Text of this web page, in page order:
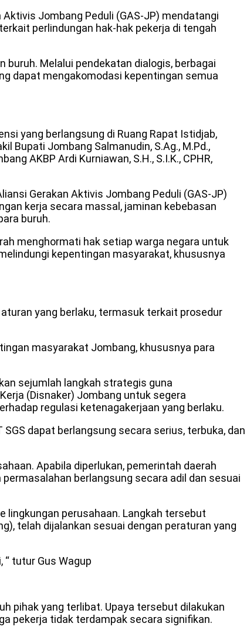
Jombang Peduli (GAS-JP) mendatangi
perlindungan hak-hak pekerja di tengah
Melalui pendekatan dialogis, berbagai
dapat mengakomodasi kepentingan semua
yang berlangsung di Ruang Rapat Istidjab,
Bupati Jombang Salmanudin, S.Ag., M.Pd.,
AKBP Ardi Kurniawan, S.H., S.I.K., CPHR,
Gerakan Aktivis Jombang Peduli (GAS-JP)
kerja secara massal, jaminan kebebasan
buruh.
menghormati hak setiap warga negara untuk
kepentingan masyarakat, khususnya
yang berlaku, termasuk terkait prosedur
masyarakat Jombang, khususnya para
sejumlah langkah strategis guna
(Disnaker) Jombang untuk segera
regulasi ketenagakerjaan yang berlaku.
dapat berlangsung secara serius, terbuka, dan
Apabila diperlukan, pemerintah daerah
berlangsung secara adil dan sesuai
lingkungan perusahaan. Langkah tersebut
telah dijalankan sesuai dengan peraturan yang
tutur Gus Wagup
pihak yang terlibat. Upaya tersebut dilakukan
pekerja tidak terdampak secara signifikan.